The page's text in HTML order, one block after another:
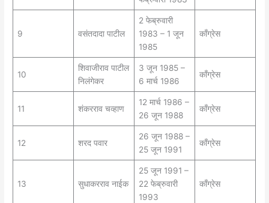
9 वसंतदादा पाटील
2 फेब्रुवारी
1983 – 1 जून
1985
काँग्रेस
10
शिवाजीराव पाटील
निलंगेकर
3 जून 1985 –
6 मार्च 1986
काँग्रेस
11 शंकरराव चव्हाण
12 मार्च 1986 –
26 जून 1988
काँग्रेस
12 शरद पवार
26 जून 1988 –
25 जून 1991
काँग्रेस
13 सुधाकरराव नाईक
25 जून 1991 –
22 फेब्रुवारी
1993
काँग्रेस